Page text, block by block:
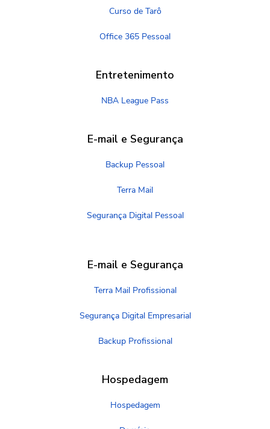
Curso de Tarô
Office 365 Pessoal
Entretenimento
NBA League Pass
E-mail e Segurança
Backup Pessoal
Terra Mail
Segurança Digital Pessoal
E-mail e Segurança
Terra Mail Profissional
Segurança Digital Empresarial
Backup Profissional
Hospedagem
Hospedagem